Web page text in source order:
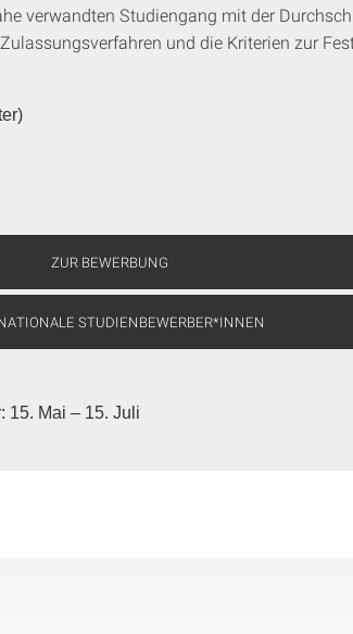
verwandten Studiengang mit der
und die Kriterien zur
ZUR BEWERBUNG
STUDIENBEWERBER*INNEN
15. Mai – 15. Juli